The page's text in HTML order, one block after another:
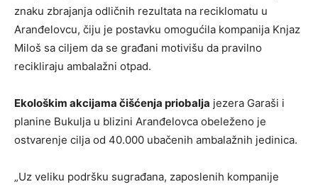
znaku zbrajanja odličnih rezultata na reciklomatu u
Aranđelovcu, čiju je postavku omogućila kompanija Knjaz
Miloš sa ciljem da se građani motivišu da pravilno
recikliraju ambalažni otpad.
Ekološkim akcijama čišćenja priobalja jezera Garaši i
planine Bukulja u blizini Aranđelovca obeleženo je
ostvarenje cilja od 40.000 ubačenih ambalažnih jedinica.
„Uz veliku podršku sugrađana, zaposlenih kompanije